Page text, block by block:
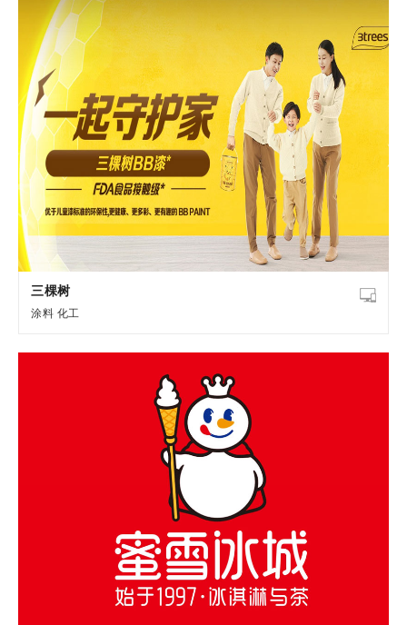
三棵树
涂料 化工